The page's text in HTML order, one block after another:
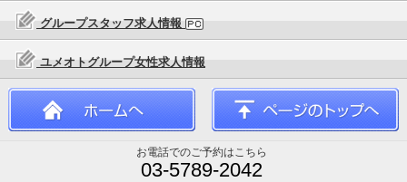
グループスタッフ求人情報
ユメオトグループ女性求人情報
お電話でのご予約はこちら
03-5789-2042